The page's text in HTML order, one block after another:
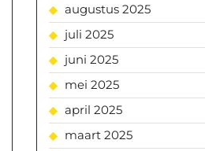
augustus 2025
juli 2025
juni 2025
mei 2025
april 2025
maart 2025